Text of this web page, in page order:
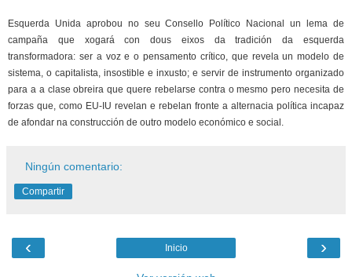
Esquerda Unida aprobou no seu Consello Político Nacional un lema de
campaña que xogará con dous eixos da tradición da esquerda
transformadora: ser a voz e o pensamento crítico, que revela un modelo de
sistema, o capitalista, insostible e inxusto; e servir de instrumento organizado
para a a clase obreira que quere rebelarse contra o mesmo pero necesita de
forzas que, como EU-IU revelan e rebelan fronte a alternacia política incapaz
de afondar na construcción de outro modelo económico e social.
Ningún comentario:
Compartir
‹ ›
Inicio